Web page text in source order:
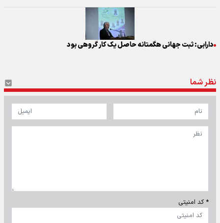
دارابی: ثبت جهانی هگمتانه حاصل یک کار گروهی بود
نظر شما
* کد امنیتی